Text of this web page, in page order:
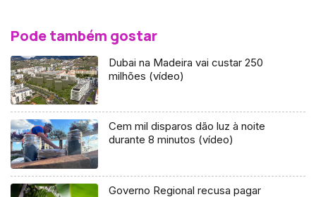
Pode também gostar
Dubai na Madeira vai custar 250
milhões (vídeo)
Cem mil disparos dão luz à noite
durante 8 minutos (vídeo)
Governo Regional recusa pagar